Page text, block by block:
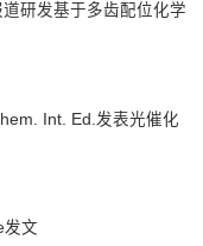
研发基于多齿配位化学
Int. Ed.发表光催化
发文